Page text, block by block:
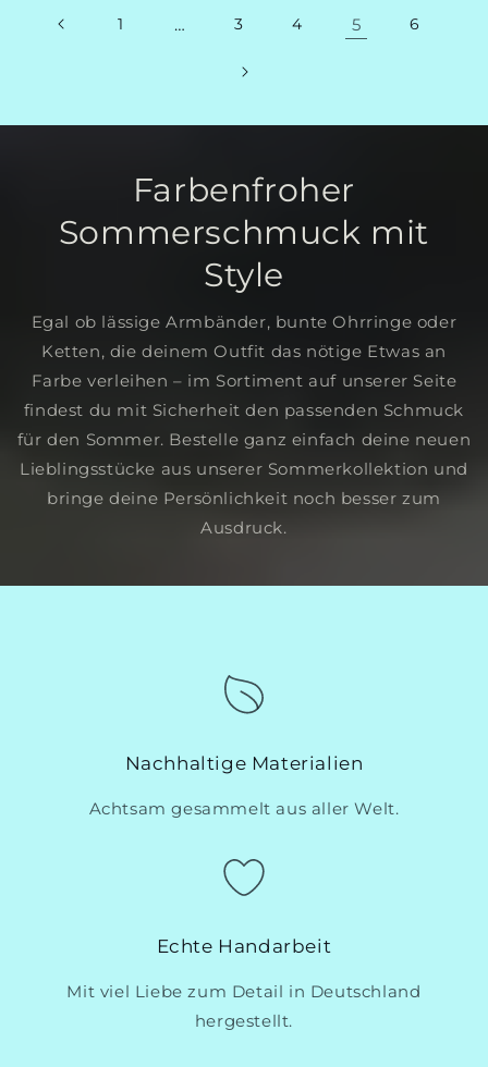
1 … 3 4 5 6
Farbenfroher
Sommerschmuck mit
Style
Egal ob lässige Armbänder, bunte Ohrringe oder
Ketten, die deinem Outfit das nötige Etwas an
Farbe verleihen – im Sortiment auf unserer Seite
findest du mit Sicherheit den passenden Schmuck
für den Sommer. Bestelle ganz einfach deine neuen
Lieblingsstücke aus unserer Sommerkollektion und
bringe deine Persönlichkeit noch besser zum
Ausdruck.
Nachhaltige Materialien
Achtsam gesammelt aus aller Welt.
Echte Handarbeit
Mit viel Liebe zum Detail in Deutschland
hergestellt.